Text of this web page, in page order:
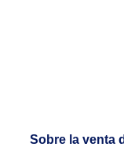
Sobre la venta